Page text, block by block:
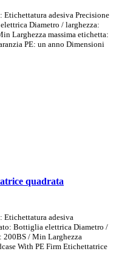
adesiva Precisione
Diametro / larghezza:
Larghezza massima etichetta:
PE: un anno Dimensioni
quadrata
Etichettatura adesiva
Bottiglia elettrica Diametro /
200BS / Min Larghezza
With PE Firm Etichettatrice